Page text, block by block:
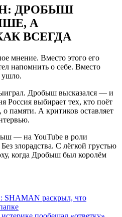
ДРОБЫШ
А
ВСЕГДА
мнение. Вместо этого его
напомнить о себе. Вместо
ушло.
Дробыш высказался — и
Россия выбирает тех, кто поёт
памяти. А критиков оставляет
— на YouTube в роли
злорадства. С лёгкой грустью
когда Дробыш был королём
SHAMAN раскрыл, что